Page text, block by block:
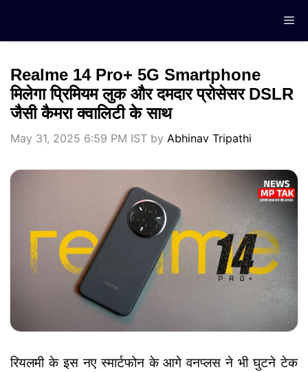
content
Realme 14 Pro+ 5G Smartphone
मिलेगा प्रिमियम लुक और दमदार प्रोसेसर DSLR
जैसी कैमरा क्वालिटी के साथ
May 31, 2025 6:59 PM IST by Abhinav Tripathi
रियलमी के इस नए स्मार्टफोन के आगे वनप्लस ने भी घुटने टेक